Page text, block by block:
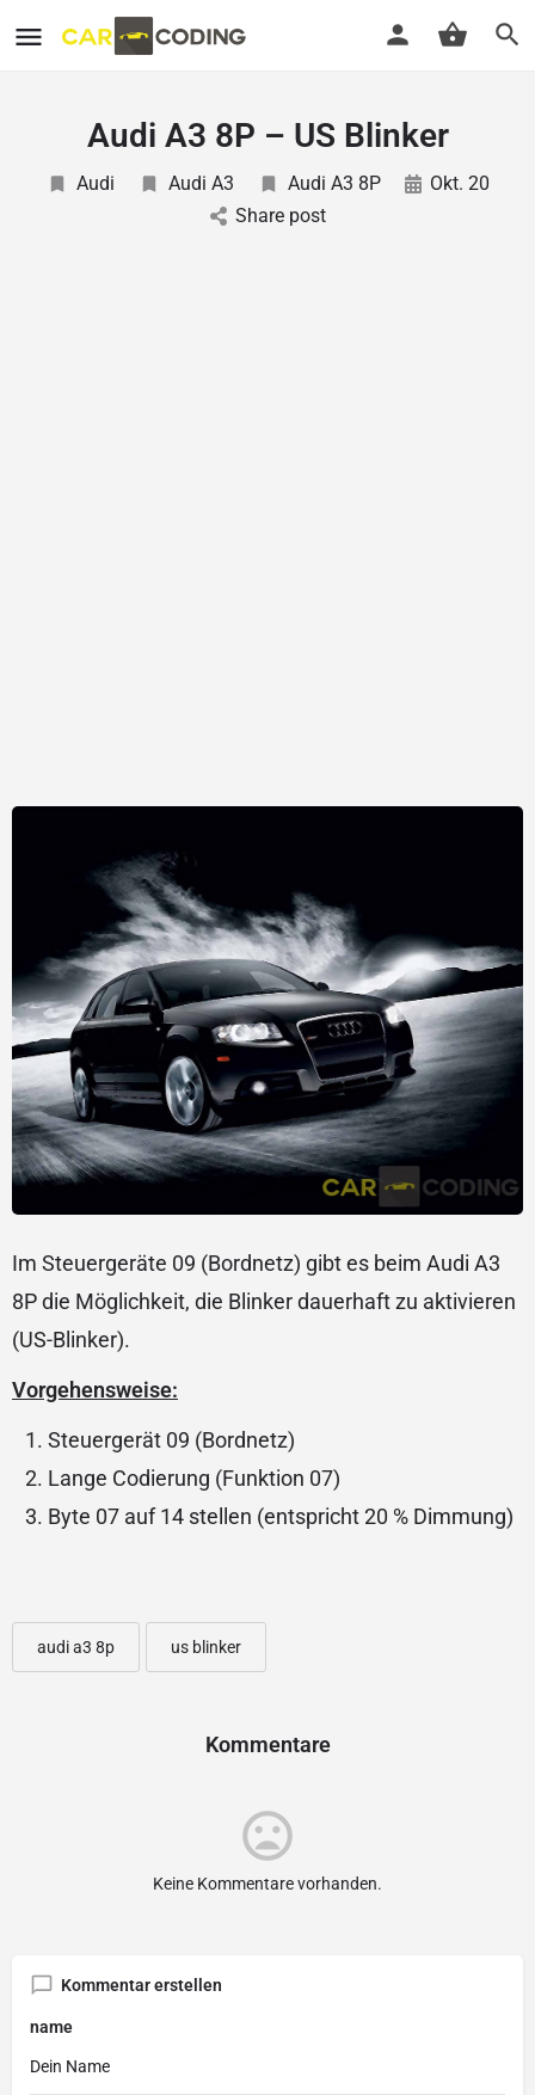
Audi A3 8P – US Blinker
Audi Audi A3 Audi A3 8P
Okt. 20
Share post
Im Steuergeräte 09 (Bordnetz) gibt es beim Audi A3
8P die Möglichkeit, die Blinker dauerhaft zu aktivieren
(US-Blinker).
Vorgehensweise:
Steuergerät 09 (Bordnetz)
Lange Codierung (Funktion 07)
Byte 07 auf 14 stellen (entspricht 20 % Dimmung)
audi a3 8p us blinker
Kommentare
Keine Kommentare vorhanden.
Kommentar erstellen
name